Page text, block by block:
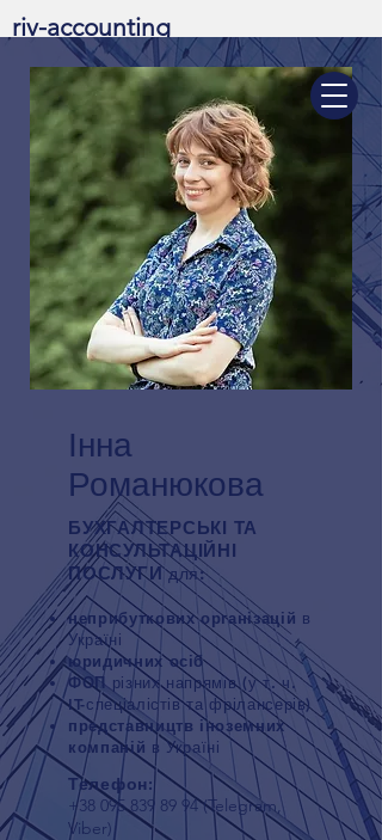
riv-accounting
Територія Бухгалтерських Рішень
Інна
Романюкова
БУХГАЛТЕРСЬКІ ТА
КОНСУЛЬТАЦІЙНІ
ПОСЛУГИдля:
неприбуткових організацій в
Україні
юридичних осіб
ФОПрізних напрямів (у т. ч.
IT-спеціалістів та фрілансерів)
представництв іноземних
компаній в Україні
Телефон:
+38 095 839 89 94(Telegram,
Viber)